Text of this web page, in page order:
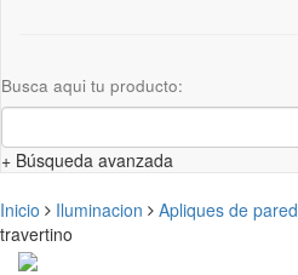
Busca aqui tu producto:
+ Búsqueda avanzada
Inicio Iluminacion Apliques de pared
travertino